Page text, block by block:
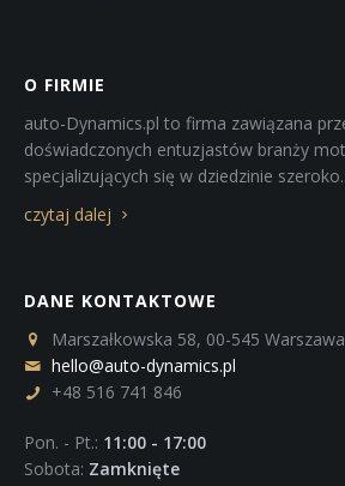
O FIRMIE
auto-Dynamics.pl to firma zawiązana
doświadczonych entuzjastów branży
specjalizujących się w dziedzinie
czytaj dalej
DANE KONTAKTOWE
Marszałkowska 58, 00-545 Warszawa
hello@auto-dynamics.pl
+48 516 741 846
Pon. - Pt.: 11:00 - 17:00
Sobota: Zamknięte